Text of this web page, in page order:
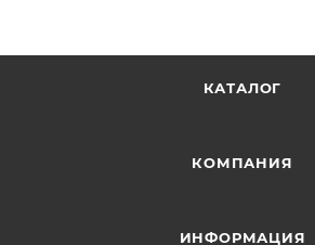
КАТАЛОГ
КОМПАНИЯ
ИНФОРМАЦИЯ